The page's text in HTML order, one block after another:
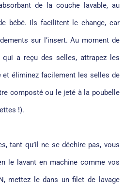
de la couche lavable, au
bébé. Ils facilitent le change, car
sur l’insert. Au moment de
qui a reçu des selles, attrapez les
et éliminez facilement les selles de
composté ou le jeté à la poubelle
!).
tant qu’il ne se déchire pas, vous
le lavant en machine comme vos
mettez le dans un filet de lavage